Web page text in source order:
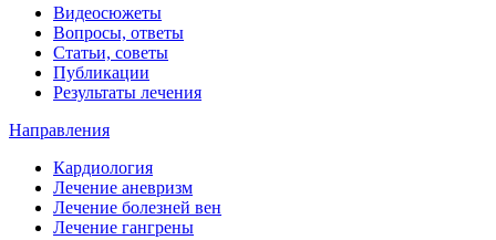
Видеосюжеты
Вопросы, ответы
Статьи, советы
Публикации
Результаты лечения
Направления
Кардиология
Лечение аневризм
Лечение болезней вен
Лечение гангрены